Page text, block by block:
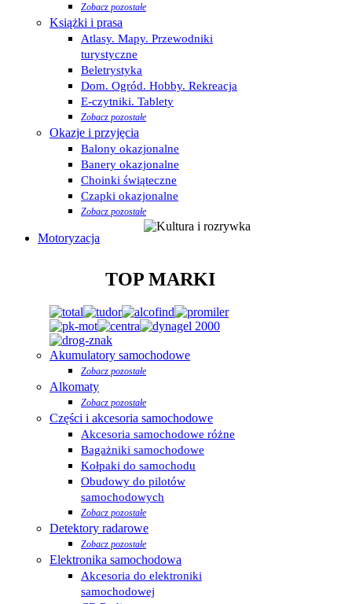
Zobacz pozostałe
Książki i prasa
Atlasy. Mapy. Przewodniki
turystyczne
Beletrystyka
Dom. Ogród. Hobby. Rekreacja
E-czytniki. Tablety
Zobacz pozostałe
Okazje i przyjęcia
Balony okazjonalne
Banery okazjonalne
Choinki świąteczne
Czapki okazjonalne
Zobacz pozostałe
Motoryzacja
TOP MARKI
Akumulatory samochodowe
Zobacz pozostałe
Alkomaty
Zobacz pozostałe
Części i akcesoria samochodowe
Akcesoria samochodowe różne
Bagażniki samochodowe
Kołpaki do samochodu
Obudowy do pilotów
samochodowych
Zobacz pozostałe
Detektory radarowe
Zobacz pozostałe
Elektronika samochodowa
Akcesoria do elektroniki
samochodowej